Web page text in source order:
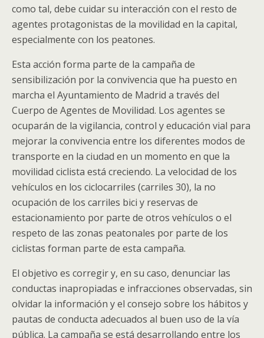
como tal, debe cuidar su interacción con el resto de
agentes protagonistas de la movilidad en la capital,
especialmente con los peatones.
Esta acción forma parte de la campaña de
sensibilización por la convivencia que ha puesto en
marcha el Ayuntamiento de Madrid a través del
Cuerpo de Agentes de Movilidad. Los agentes se
ocuparán de la vigilancia, control y educación vial para
mejorar la convivencia entre los diferentes modos de
transporte en la ciudad en un momento en que la
movilidad ciclista está creciendo. La velocidad de los
vehículos en los ciclocarriles (carriles 30), la no
ocupación de los carriles bici y reservas de
estacionamiento por parte de otros vehículos o el
respeto de las zonas peatonales por parte de los
ciclistas forman parte de esta campaña.
El objetivo es corregir y, en su caso, denunciar las
conductas inapropiadas e infracciones observadas, sin
olvidar la información y el consejo sobre los hábitos y
pautas de conducta adecuados al buen uso de la vía
pública. La campaña se está desarrollando entre los